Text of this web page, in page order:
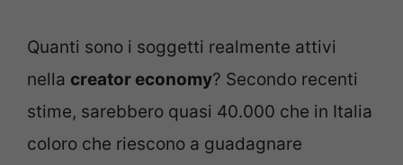
Quanti sono i soggetti realmente attivi
nella creator economy? Secondo recenti
stime, sarebbero quasi 40.000 che in Italia
coloro che riescono a guadagnare